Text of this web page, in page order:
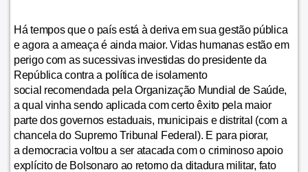
Há tempos que o país está à deriva em sua gestão pública
e agora a ameaça é ainda maior. Vidas humanas estão em
perigo com as sucessivas investidas do presidente da
República contra a política de isolamento
social recomendada pela Organização Mundial de Saúde,
a qual vinha sendo aplicada com certo êxito pela maior
parte dos governos estaduais, municipais e distrital (com a
chancela do Supremo Tribunal Federal). E para piorar,
a democracia voltou a ser atacada com o criminoso apoio
explícito de Bolsonaro ao retorno da ditadura militar, fato